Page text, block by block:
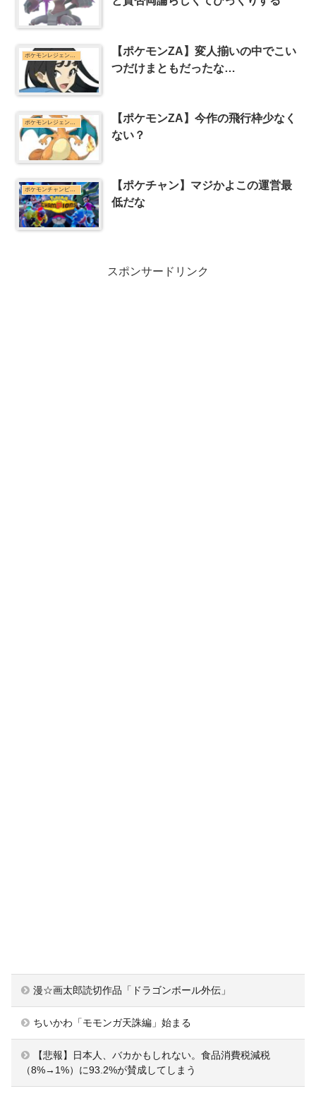
【ポケモンZA】変人揃いの中でこい
つだけまともだったな…
ポケモンレジェンズZ-Aまとめ
【ポケモンZA】今作の飛行枠少なく
ない？
ポケモンチャンピオンズまとめ
【ポケチャン】マジかよこの運営最
低だな
スポンサードリンク
漫☆画太郎読切作品「ドラゴンボール外伝」
ちいかわ「モモンガ天誅編」始まる
【悲報】日本人、バカかもしれない。食品消費税減税
（8%→1%）に93.2%が賛成してしまう